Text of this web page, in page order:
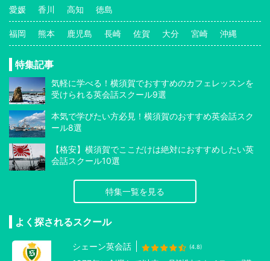
愛媛 香川 高知 徳島
福岡 熊本 鹿児島 長崎 佐賀 大分 宮崎 沖縄
特集記事
気軽に学べる！横須賀でおすすめのカフェレッスンを
受けられる英会話スクール9選
本気で学びたい方必見！横須賀のおすすめ英会話スク
ール8選
【格安】横須賀でここだけは絶対におすすめしたい英
会話スクール10選
特集一覧を見る
よく探されるスクール
シェーン英会話 (4.8)